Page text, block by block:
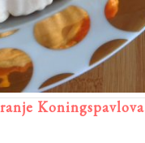
Koningspavlova